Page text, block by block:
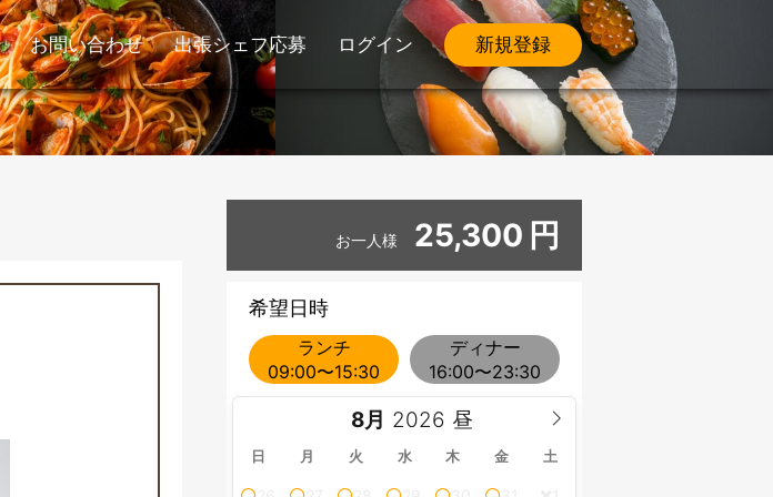
お問い合わせ 出張シェフ応募 ログイン 新規登録
お一人様 25,300 円
希望日時
ランチ
09:00〜15:30
ディナー
16:00〜23:30
8月
日 月 火 水 木 金 土